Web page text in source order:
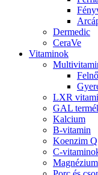
Dermedic
CeraVe
Vitaminok
LXR
GAL
Kalcium
B-vitamin
Koenzim
C-
Magnézium